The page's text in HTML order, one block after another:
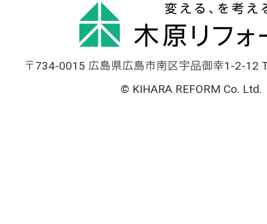
〒734-0015 広島県広島市南区宇品御幸1-2-12
© KIHARA REFORM Co. Ltd.